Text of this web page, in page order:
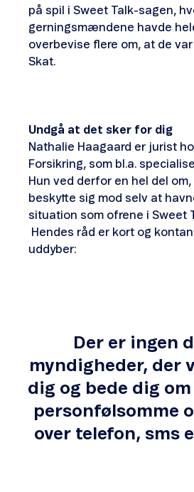
på spil i Sweet Talk-sagen,
gerningsmændene havde
overbevise flere om, at de
Skat.
Undgå at det sker for dig
Nathalie Haagaard er jurist
Forsikring, som bl.a.
Hun ved derfor en hel del
beskytte sig mod selv at
situation som ofrene i Sweet
Hendes råd er kort og
uddyber:
Der er ingen
myndigheder, der
dig og bede dig
personfølsomme
over telefon, sms